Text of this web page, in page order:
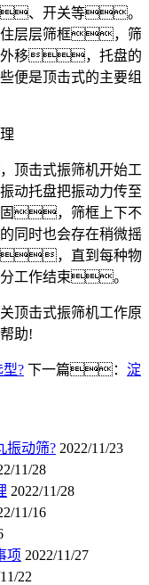
、开关等。
住层层筛框，筛
外移，托盘的
是顶击式的主要组
击式振筛机开始工
托盘把振动力传至
固，筛框上下不
时也会存在稍微摇
，直到每种物
工作结束。
顶击式振筛机工作原
助!
? 下一篇： 淀
振动筛? 2022/11/23
11/28
2022/11/28
11/16
项 2022/11/27
22